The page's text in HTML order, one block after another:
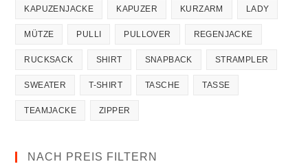
KAPUZENJACKE KAPUZER KURZARM LADY
MÜTZE PULLI PULLOVER REGENJACKE
RUCKSACK SHIRT SNAPBACK STRAMPLER
SWEATER T-SHIRT TASCHE TASSE
TEAMJACKE ZIPPER
NACH PREIS FILTERN